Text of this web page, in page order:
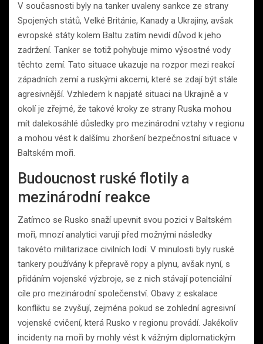
V současnosti byly na tanker uvaleny sankce ze strany
Spojených států, Velké Británie, Kanady a Ukrajiny, avšak
evropské státy kolem Baltu zatím nevidí důvod k jeho
zadržení. Tanker se totiž pohybuje mimo výsostné vody
těchto zemí. Tato situace ukazuje na rozpor mezi reakcí
západních zemí a ruskými akcemi, které se zdají být stále
agresivnější. Vzhledem k napjaté situaci na Ukrajině a v
okolí je zřejmé, že takové kroky ze strany Ruska mohou
mít dalekosáhlé důsledky pro mezinárodní vztahy v regionu
a mohou vést k dalšímu zhoršení bezpečnostní situace v
Baltském moři.
Budoucnost ruské flotily a
mezinárodní reakce
Zatímco se Rusko snaží upevnit svou pozici v Baltském
moři, mnozí analytici varují před možnými následky
takovéto militarizace civilních lodí. V minulosti byly ruské
tankery používány k přepravě ropy a plynu, avšak nyní, s
přidáním vojenské výzbroje, se z nich stávají potenciální
cíle pro mezinárodní společenství. Obavy z eskalace
konfliktu se zvyšují, zejména pokud se zohlední agresivní
vojenské cvičení, která Rusko v regionu provádí. Jakékoliv
incidenty na moři by mohly vést k vážným diplomatickým